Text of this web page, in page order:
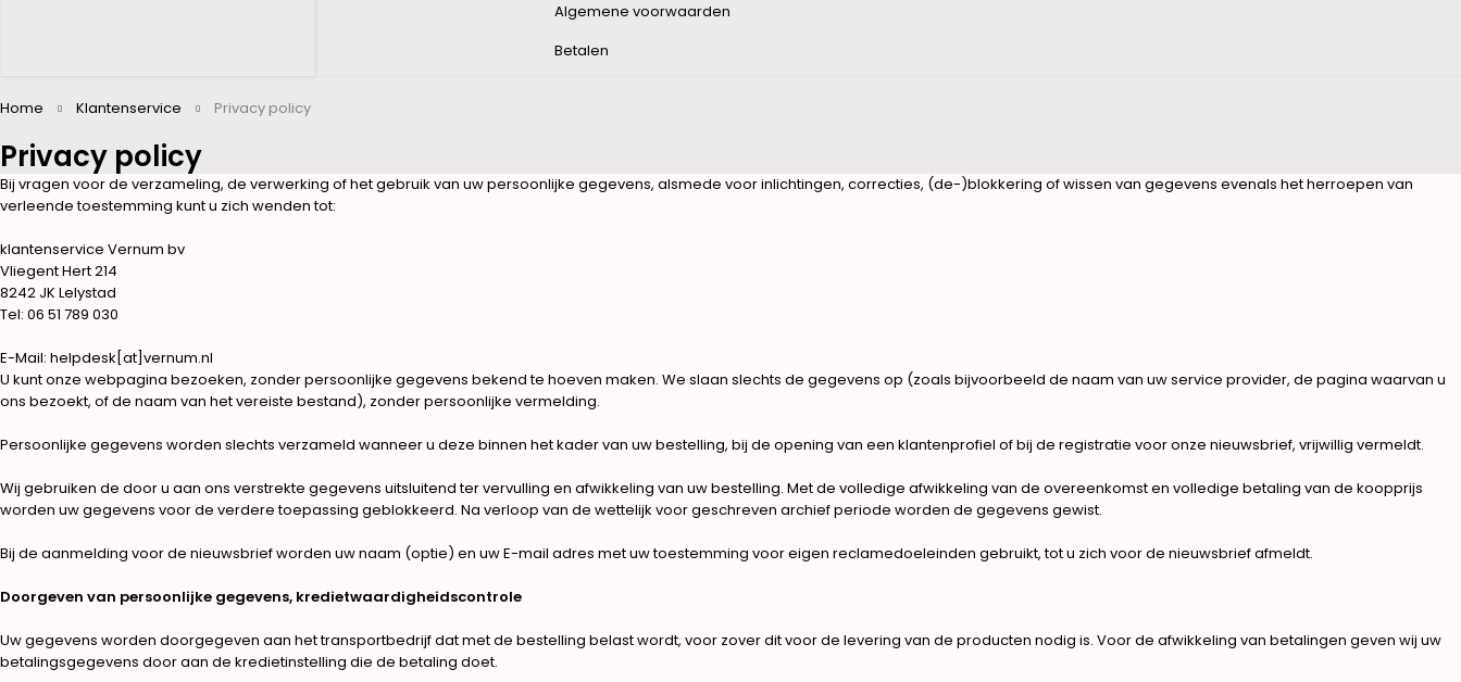
Algemene voorwaarden
Betalen
Privacy policy
Home Klantenservice Privacy policy
Bij vragen voor de verzameling, de verwerking of het gebruik van uw persoonlijke gegevens, alsmede voor inlichtingen, correcties, (de-)blokkering of wissen van gegevens evenals het herroepen van
verleende toestemming kunt u zich wenden tot:
klantenservice Vernum bv
Vliegent Hert 214
8242 JK Lelystad
Tel: 06 51 789 030
E-Mail: helpdesk[at]vernum.nl
U kunt onze webpagina bezoeken, zonder persoonlijke gegevens bekend te hoeven maken. We slaan slechts de gegevens op (zoals bijvoorbeeld de naam van uw service provider, de pagina waarvan u
ons bezoekt, of de naam van het vereiste bestand), zonder persoonlijke vermelding.
Persoonlijke gegevens worden slechts verzameld wanneer u deze binnen het kader van uw bestelling, bij de opening van een klantenprofiel of bij de registratie voor onze nieuwsbrief, vrijwillig vermeldt.
Wij gebruiken de door u aan ons verstrekte gegevens uitsluitend ter vervulling en afwikkeling van uw bestelling. Met de volledige afwikkeling van de overeenkomst en volledige betaling van de koopprijs
worden uw gegevens voor de verdere toepassing geblokkeerd. Na verloop van de wettelijk voor geschreven archief periode worden de gegevens gewist.
Bij de aanmelding voor de nieuwsbrief worden uw naam (optie) en uw E-mail adres met uw toestemming voor eigen reclamedoeleinden gebruikt, tot u zich voor de nieuwsbrief afmeldt.
Doorgeven van persoonlijke gegevens, kredietwaardigheidscontrole
Uw gegevens worden doorgegeven aan het transportbedrijf dat met de bestelling belast wordt, voor zover dit voor de levering van de producten nodig is. Voor de afwikkeling van betalingen geven wij uw
betalingsgegevens door aan de kredietinstelling die de betaling doet.